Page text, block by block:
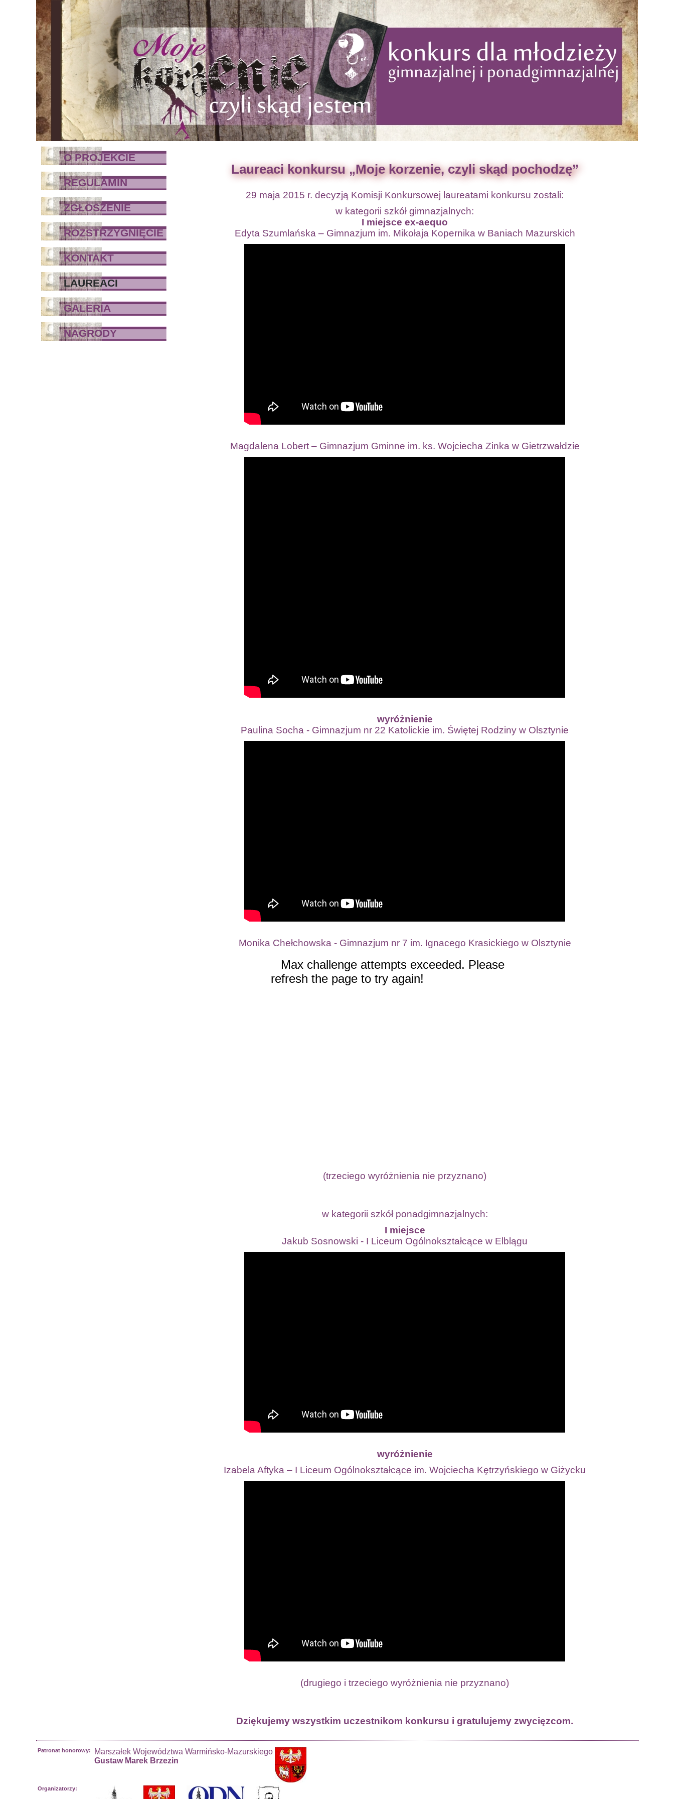
O PROJEKCIE
REGULAMIN
ZGŁOSZENIE
ROZSTRZYGNIĘCIE
KONTAKT
LAUREACI
GALERIA
NAGRODY
Laureaci konkursu „Moje korzenie, czyli skąd pochodzę”
29 maja 2015 r. decyzją Komisji Konkursowej laureatami konkursu zostali:
w kategorii szkół gimnazjalnych:
I miejsce ex-aequo
Edyta Szumlańska – Gimnazjum im. Mikołaja Kopernika w Baniach Mazurskich
Magdalena Lobert – Gimnazjum Gminne im. ks. Wojciecha Zinka w Gietrzwałdzie
wyróżnienie
Paulina Socha - Gimnazjum nr 22 Katolickie im. Świętej Rodziny w Olsztynie
Monika Chełchowska - Gimnazjum nr 7 im. Ignacego Krasickiego w Olsztynie
(trzeciego wyróżnienia nie przyznano)
w kategorii szkół ponadgimnazjalnych:
I miejsce
Jakub Sosnowski - I Liceum Ogólnokształcące w Elblągu
wyróżnienie
Izabela Aftyka – I Liceum Ogólnokształcące im. Wojciecha Kętrzyńskiego w Giżycku
(drugiego i trzeciego wyróżnienia nie przyznano)
Dziękujemy wszystkim uczestnikom konkursu i gratulujemy zwycięzcom.
Patronat honorowy:
Marszałek Województwa Warmińsko-Mazurskiego
Gustaw Marek Brzezin
Organizatorzy: